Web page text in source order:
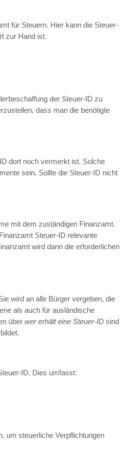
für Steuern. Hier kann die Steuer-
zur Hand ist.
der Steuer-ID zu
dass man die benötigte
dort noch vermerkt ist. Solche
sein. Sollte die Steuer-ID nicht
mit dem zuständigen Finanzamt.
Steuer-ID relevante
wird dann die erforderlichen
wird an alle Bürger vergeben, die
als auch für ausländische
über wer erhält eine Steuer-ID sind
ID. Dies umfasst:
um steuerliche Verpflichtungen